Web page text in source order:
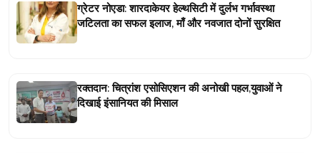
ग्रेटर नोएडा: शारदाकेयर हेल्थसिटी में दुर्लभ गर्भावस्था
जटिलता का सफल इलाज, माँ और नवजात दोनों सुरक्षित
रक्तदान: चित्रांश एसोसिएशन की अनोखी पहल,युवाओं ने
दिखाई इंसानियत की मिसाल